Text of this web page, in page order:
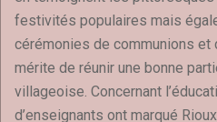
festivités populaires mais
cérémonies de communions et
mérite de réunir une bonne
villageoise. Concernant
d’enseignants ont marqué